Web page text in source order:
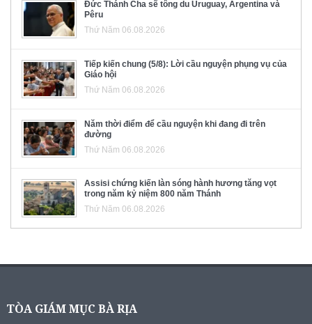
Đức Thánh Cha sẽ tông du Uruguay, Argentina và
Pêru
Thứ Năm 06.08.2026
Tiếp kiến chung (5/8): Lời cầu nguyện phụng vụ của
Giáo hội
Thứ Năm 06.08.2026
Năm thời điểm để cầu nguyện khi đang đi trên
đường
Thứ Năm 06.08.2026
Assisi chứng kiến làn sóng hành hương tăng vọt
trong năm kỷ niệm 800 năm Thánh
Thứ Năm 06.08.2026
TÒA GIÁM MỤC BÀ RỊA